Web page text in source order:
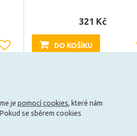
321 Kč
DO KOŠÍKU
Načíst další
je pomocí cookies, které nám
se sběrem cookies